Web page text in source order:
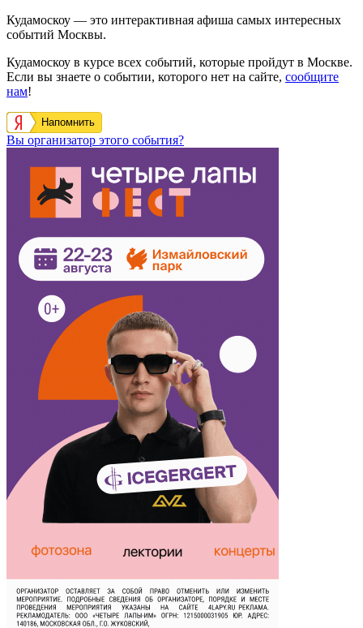
Кудамоскоу — это интерактивная афиша самых интересных
событий Москвы.
Кудамоскоу в курсе всех событий, которые пройдут в Москве.
Если вы знаете о событии, которого нет на сайте, сообщите
нам!
Напомнить
Вы организатор этого события?